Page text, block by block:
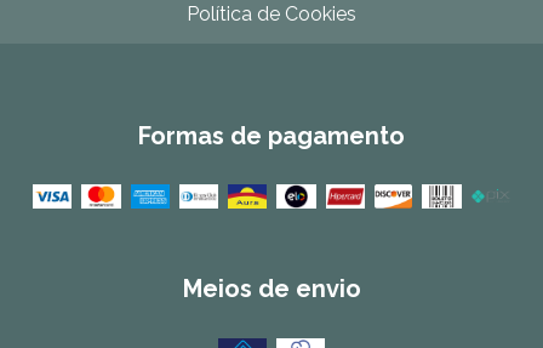
Política de Cookies
Formas de pagamento
Meios de envio